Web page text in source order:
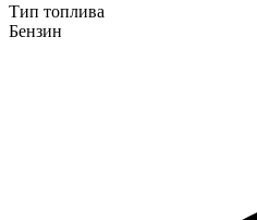
Тип топлива
Бензин